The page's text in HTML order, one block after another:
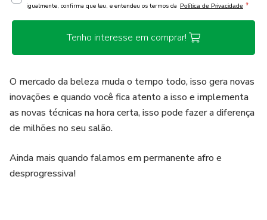
igualmente, confirma que leu, e entendeu os termos da Política de Privacidade *
Tenho interesse em comprar!
O mercado da beleza muda o tempo todo, isso gera novas
inovações e quando você fica atento a isso e implementa
as novas técnicas na hora certa, isso pode fazer a diferença
de milhões no seu salão.
Ainda mais quando falamos em permanente afro e
desprogressiva!